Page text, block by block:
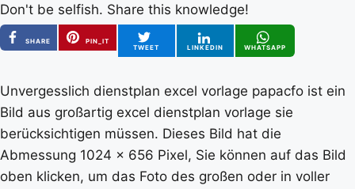
Don't be selfish. Share this knowledge!
SHARE
PIN_IT
TWEET
LINKEDIN WHATSAPP
Unvergesslich dienstplan excel vorlage papacfo ist ein
Bild aus großartig excel dienstplan vorlage sie
berücksichtigen müssen. Dieses Bild hat die
Abmessung 1024 x 656 Pixel, Sie können auf das Bild
oben klicken, um das Foto des großen oder in voller